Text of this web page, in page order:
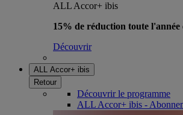
ALL Accor+ ibis
15% de réduction toute l'année
Découvrir
ALL Accor+ ibis
Retour
Découvrir le programme
ALL Accor+ ibis -